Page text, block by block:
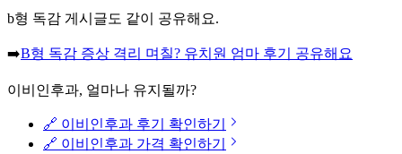
b형 독감 게시글도 같이 공유해요.
➡️B형 독감 증상 격리 며칠? 유치원 엄마 후기 공유해요
이비인후과, 얼마나 유지될까?
🔗 이비인후과 후기 확인하기
🔗 이비인후과 가격 확인하기